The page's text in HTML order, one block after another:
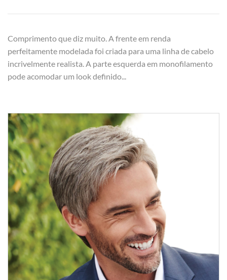
Comprimento que diz muito. A frente em renda
perfeitamente modelada foi criada para uma linha de cabelo
incrivelmente realista. A parte esquerda em monofilamento
pode acomodar um look definido...